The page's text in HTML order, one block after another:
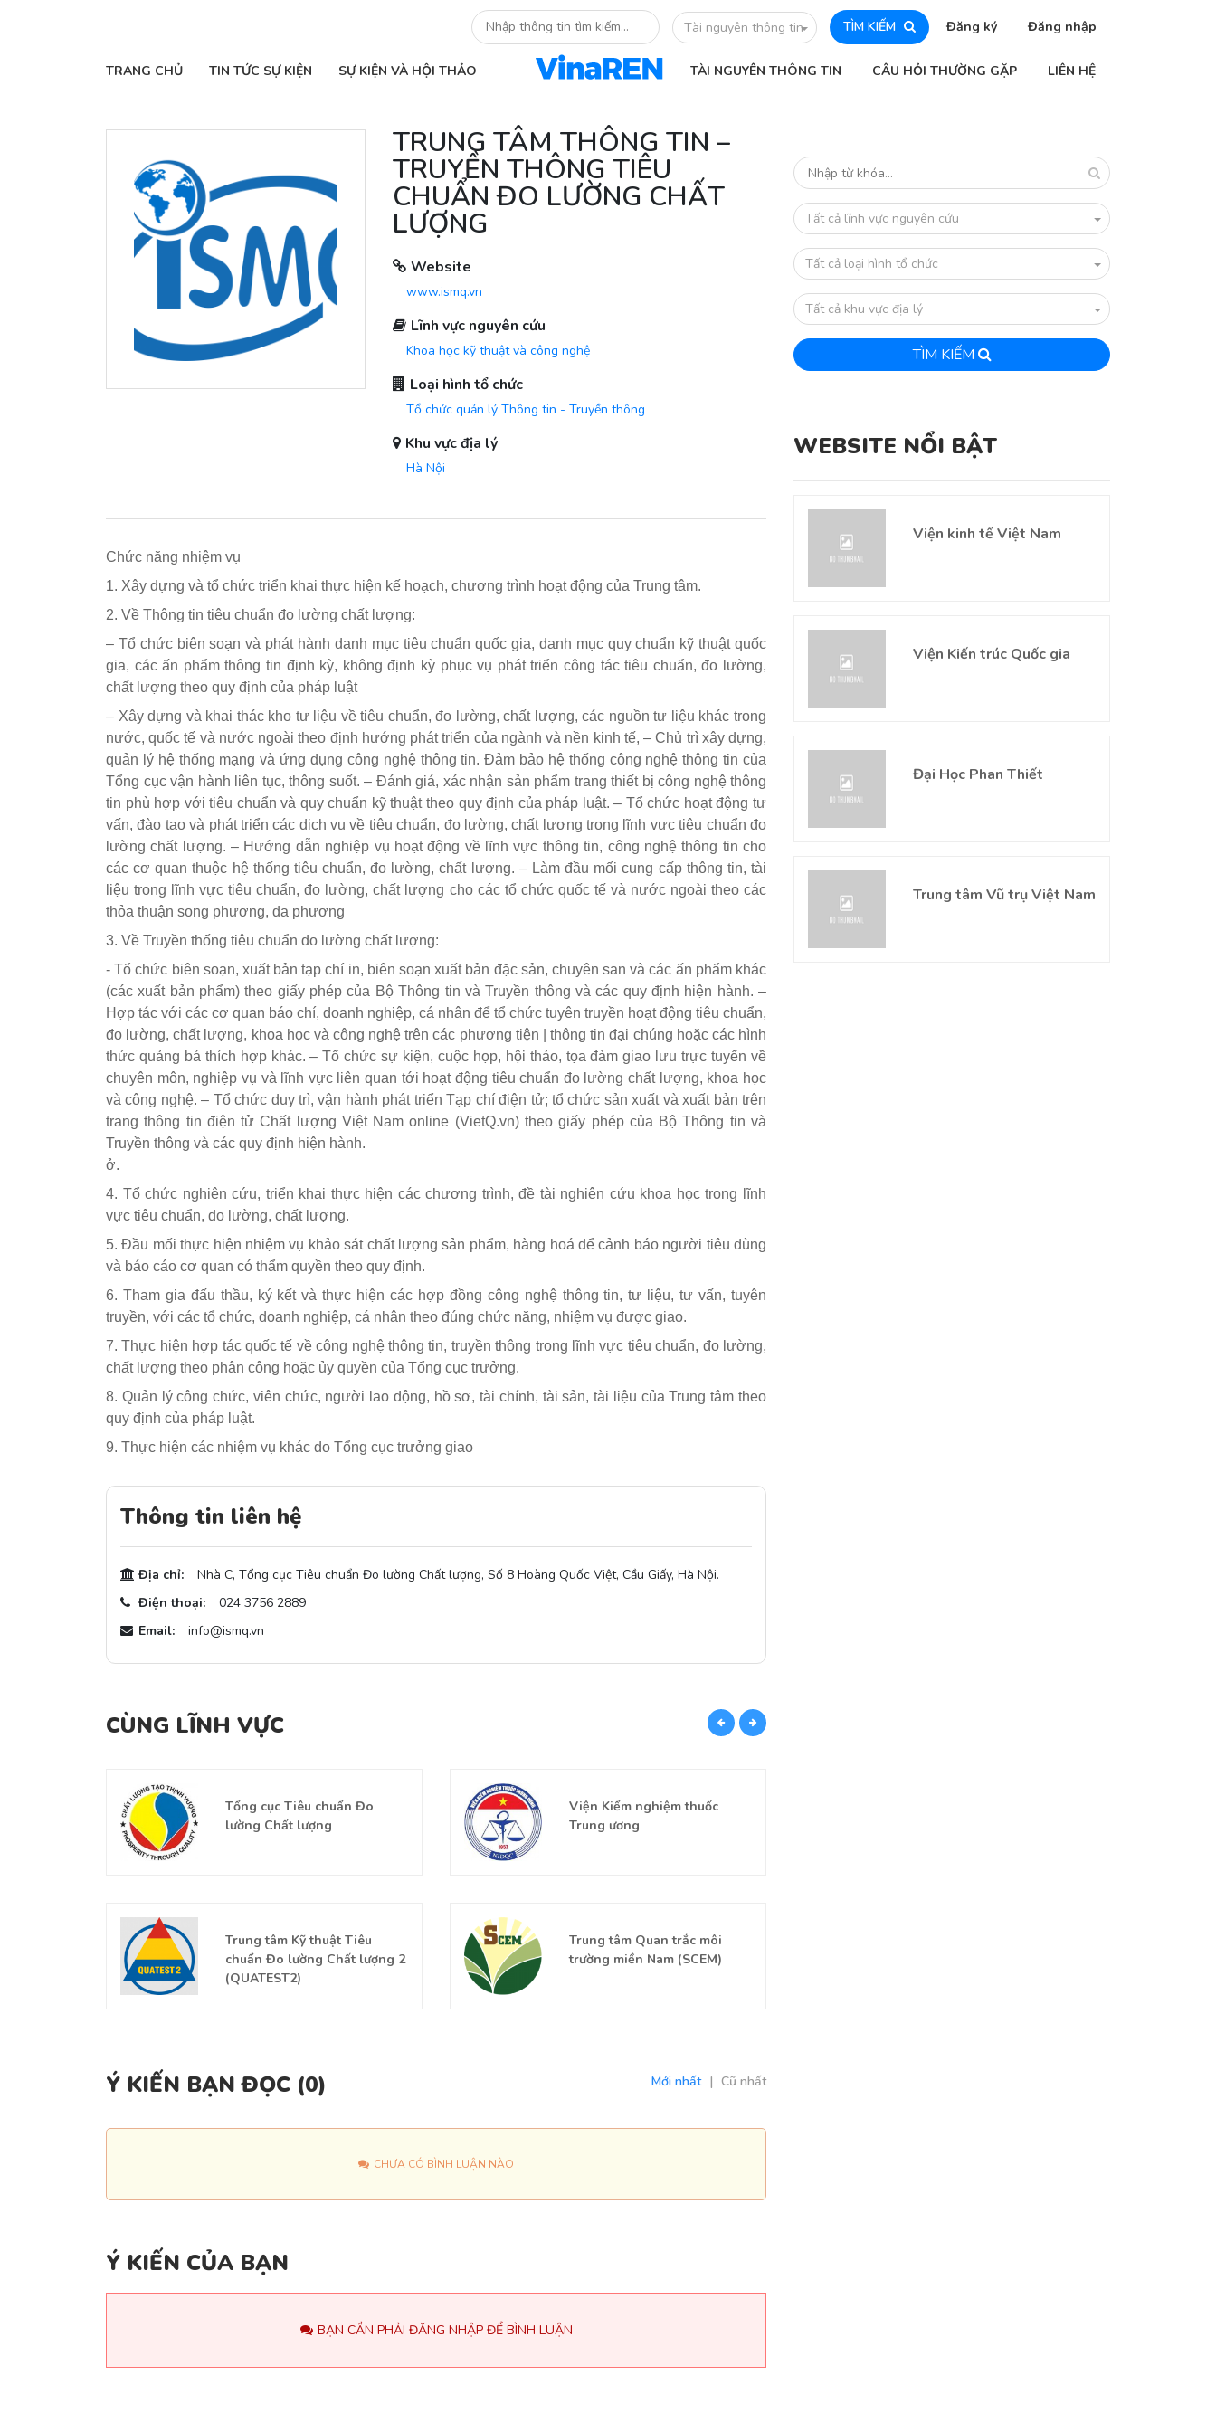
Tài nguyên thông tin TÌM KIẾM Đăng ký Đăng nhập
TRANG CHỦ TIN TỨC SỰ KIỆN SỰ KIỆN VÀ HỘI THẢO TÀI NGUYÊN THÔNG TIN CÂU HỎI THƯỜNG GẶP LIÊN HỆ
TRUNG TÂM THÔNG TIN –
TRUYỀN THÔNG TIÊU
CHUẨN ĐO LƯỜNG CHẤT
LƯỢNG
Website
www.ismq.vn
Lĩnh vực nguyên cứu
Khoa học kỹ thuật và công nghệ
Loại hình tổ chức
Tổ chức quản lý Thông tin - Truyền thông
Khu vực địa lý
Hà Nội
Chức năng nhiệm vụ
1. Xây dựng và tổ chức triển khai thực hiện kế hoạch, chương trình hoạt động của Trung tâm.
2. Về Thông tin tiêu chuẩn đo lường chất lượng:
– Tổ chức biên soạn và phát hành danh mục tiêu chuẩn quốc gia, danh mục quy chuẩn kỹ thuật quốc
gia, các ấn phẩm thông tin định kỳ, không định kỳ phục vụ phát triển công tác tiêu chuẩn, đo lường,
chất lượng theo quy định của pháp luật
– Xây dựng và khai thác kho tư liệu về tiêu chuẩn, đo lường, chất lượng, các nguồn tư liệu khác trong
nước, quốc tế và nước ngoài theo định hướng phát triển của ngành và nền kinh tế, – Chủ trì xây dựng,
quản lý hệ thống mạng và ứng dụng công nghệ thông tin. Đảm bảo hệ thống công nghệ thông tin của
Tổng cục vận hành liên tục, thông suốt. – Đánh giá, xác nhận sản phẩm trang thiết bị công nghệ thông
tin phù hợp với tiêu chuẩn và quy chuẩn kỹ thuật theo quy định của pháp luật. – Tổ chức hoạt động tư
vấn, đào tạo và phát triển các dịch vụ về tiêu chuẩn, đo lường, chất lượng trong lĩnh vực tiêu chuẩn đo
lường chất lượng. – Hướng dẫn nghiệp vụ hoạt động về lĩnh vực thông tin, công nghệ thông tin cho
các cơ quan thuộc hệ thống tiêu chuẩn, đo lường, chất lượng. – Làm đầu mối cung cấp thông tin, tài
liệu trong lĩnh vực tiêu chuẩn, đo lường, chất lượng cho các tổ chức quốc tế và nước ngoài theo các
thỏa thuận song phương, đa phương
3. Về Truyền thống tiêu chuẩn đo lường chất lượng:
- Tổ chức biên soạn, xuất bản tạp chí in, biên soạn xuất bản đặc sản, chuyên san và các ấn phẩm khác
(các xuất bản phẩm) theo giấy phép của Bộ Thông tin và Truyền thông và các quy định hiện hành. –
Hợp tác với các cơ quan báo chí, doanh nghiệp, cá nhân để tổ chức tuyên truyền hoạt động tiêu chuẩn,
đo lường, chất lượng, khoa học và công nghệ trên các phương tiện | thông tin đại chúng hoặc các hình
thức quảng bá thích hợp khác. – Tổ chức sự kiện, cuộc họp, hội thảo, tọa đàm giao lưu trực tuyến về
chuyên môn, nghiệp vụ và lĩnh vực liên quan tới hoạt động tiêu chuẩn đo lường chất lượng, khoa học
và công nghệ. – Tổ chức duy trì, vận hành phát triển Tạp chí điện tử; tổ chức sản xuất và xuất bản trên
trang thông tin điện tử Chất lượng Việt Nam online (VietQ.vn) theo giấy phép của Bộ Thông tin và
Truyền thông và các quy định hiện hành.
ở.
4. Tổ chức nghiên cứu, triển khai thực hiện các chương trình, đề tài nghiên cứu khoa học trong lĩnh
vực tiêu chuẩn, đo lường, chất lượng.
5. Đầu mối thực hiện nhiệm vụ khảo sát chất lượng sản phẩm, hàng hoá để cảnh báo người tiêu dùng
và báo cáo cơ quan có thẩm quyền theo quy định.
6. Tham gia đấu thầu, ký kết và thực hiện các hợp đồng công nghệ thông tin, tư liệu, tư vấn, tuyên
truyền, với các tổ chức, doanh nghiệp, cá nhân theo đúng chức năng, nhiệm vụ được giao.
7. Thực hiện hợp tác quốc tế về công nghệ thông tin, truyền thông trong lĩnh vực tiêu chuẩn, đo lường,
chất lượng theo phân công hoặc ủy quyền của Tổng cục trưởng.
8. Quản lý công chức, viên chức, người lao động, hồ sơ, tài chính, tài sản, tài liệu của Trung tâm theo
quy định của pháp luật.
9. Thực hiện các nhiệm vụ khác do Tổng cục trưởng giao
Thông tin liên hệ
Địa chỉ:
Nhà C, Tổng cục Tiêu chuẩn Đo lường Chất lượng, Số 8 Hoàng Quốc Việt, Cầu Giấy, Hà Nội.
Điện thoại:
024 3756 2889
Email:
info@ismq.vn
CÙNG LĨNH VỰC
Tổng cục Tiêu chuẩn Đo
lường Chất lượng
Viện Kiểm nghiệm thuốc
Trung ương
Trung tâm Kỹ thuật Tiêu
chuẩn Đo lường Chất lượng 2
(QUATEST2)
Trung tâm Quan trắc môi
trường miền Nam (SCEM)
Ý KIẾN BẠN ĐỌC (0) Mới nhất | Cũ nhất
CHƯA CÓ BÌNH LUẬN NÀO
Ý KIẾN CỦA BẠN
BẠN CẦN PHẢI ĐĂNG NHẬP ĐỂ BÌNH LUẬN
Tất cả lĩnh vực nguyên cứu
Tất cả loại hình tổ chức
Tất cả khu vực địa lý
TÌM KIẾM
WEBSITE NỔI BẬT
Viện kinh tế Việt Nam
Viện Kiến trúc Quốc gia
Đại Học Phan Thiết
Trung tâm Vũ trụ Việt Nam